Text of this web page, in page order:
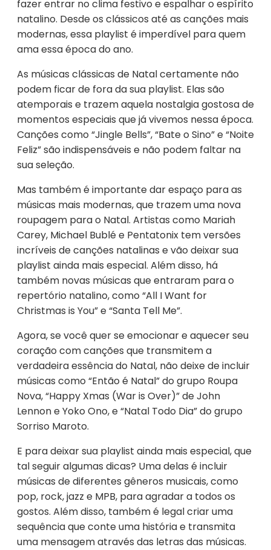
fazer entrar no clima festivo e espalhar o espírito
natalino. Desde os clássicos até as canções mais
modernas, essa playlist é imperdível para quem
ama essa época do ano.
As músicas clássicas de Natal certamente não
podem ficar de fora da sua playlist. Elas são
atemporais e trazem aquela nostalgia gostosa de
momentos especiais que já vivemos nessa época.
Canções como “Jingle Bells”, “Bate o Sino” e “Noite
Feliz” são indispensáveis e não podem faltar na
sua seleção.
Mas também é importante dar espaço para as
músicas mais modernas, que trazem uma nova
roupagem para o Natal. Artistas como Mariah
Carey, Michael Bublé e Pentatonix tem versões
incríveis de canções natalinas e vão deixar sua
playlist ainda mais especial. Além disso, há
também novas músicas que entraram para o
repertório natalino, como “All I Want for
Christmas is You” e “Santa Tell Me”.
Agora, se você quer se emocionar e aquecer seu
coração com canções que transmitem a
verdadeira essência do Natal, não deixe de incluir
músicas como “Então é Natal” do grupo Roupa
Nova, “Happy Xmas (War is Over)” de John
Lennon e Yoko Ono, e “Natal Todo Dia” do grupo
Sorriso Maroto.
E para deixar sua playlist ainda mais especial, que
tal seguir algumas dicas? Uma delas é incluir
músicas de diferentes gêneros musicais, como
pop, rock, jazz e MPB, para agradar a todos os
gostos. Além disso, também é legal criar uma
sequência que conte uma história e transmita
uma mensagem através das letras das músicas.